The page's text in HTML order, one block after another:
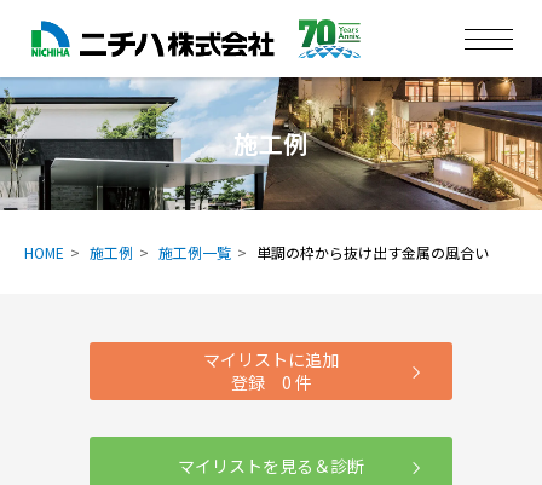
施工例
HOME 施工例 施工例一覧 単調の枠から抜け出す金属の風合い
マイリストに追加
登録 0 件
マイリストを見る＆診断